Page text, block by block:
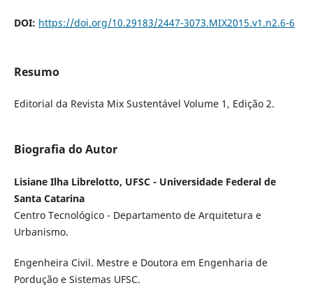
DOI: https://doi.org/10.29183/2447-3073.MIX2015.v1.n2.6-6
Resumo
Editorial da Revista Mix Sustentável Volume 1, Edição 2.
Biografia do Autor
Lisiane Ilha Librelotto, UFSC - Universidade Federal de
Santa Catarina
Centro Tecnológico - Departamento de Arquitetura e
Urbanismo.
Engenheira Civil. Mestre e Doutora em Engenharia de
Pordução e Sistemas UFSC.